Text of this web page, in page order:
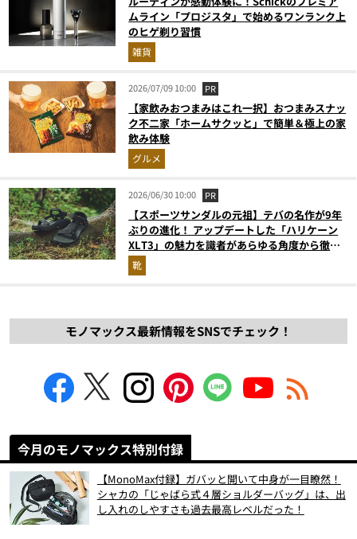
ムライン「プロジスタ」で始めるワンランク上
のヒゲ剃り習慣
雑貨
2026/07/09 10:00 PR
【家飲みおつまみはこれ一択】おつまみスナッ
ク不二家「ホームサクッと」で簡単＆極上の家
飲み体験
グルメ
2026/06/30 10:00 PR
【スポーツサンダルの元祖】テバの名作が9年
ぶりの進化！ アップデートした「ハリケーン
XLT3」の魅力を識者があらゆる角度から徹底
解説！
靴
モノマックス最新情報をSNSでチェック！
今月のモノマックス特別付録
【MonoMax付録】ガバッと開いて中身が一目瞭然！
シャカの「じゃばら式４層ショルダーバッグ」は、出
し入れのしやすさも過去最高レベルだった！